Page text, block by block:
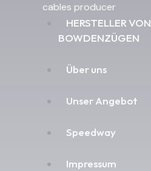
HERSTELLER VON
BOWDENZÜGEN
Über uns
Unser Angebot
Speedway
Impressum